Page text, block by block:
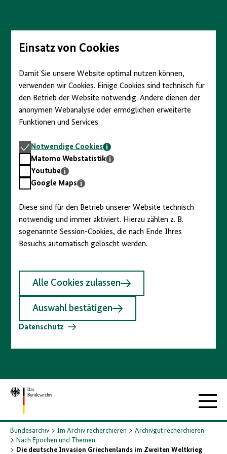
Seiteninhalt
springenEinsatz von Cookies
Damit Sie unsere Website optimal nutzen können,
verwenden wir Cookies. Einige Cookies sind technisch für
den Betrieb der Website notwendig. Andere dienen der
anonymen Webanalyse oder ermöglichen erweiterte
Funktionen und Services.
Notwendige
Cookies
Notwendige Cookies
Matomo
Webstatistik
Matomo Webstatistik
Youtube
Youtube
GoogleGoogle Maps
Diese sind für den Betrieb unserer Website technisch
notwendig und immer aktiviert. Hierzu zählen z. B.
sogenannte Session-Cookies, die nach Ende Ihres
Besuchs automatisch gelöscht werden.
Alle Cookies zulassen
Auswahl bestätigen
Datenschutz
Zur
Startseite
Bundesarchiv Im Archiv recherchieren
Archivgut recherchieren
Nach Epochen und Themen
Die deutsche Invasion Griechenlands im Zweiten Weltkrieg